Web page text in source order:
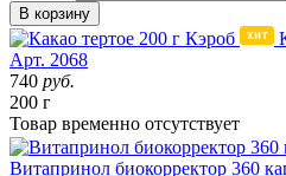
В корзину
Арт. 2068
740 руб.
200 г
Товар временно отсутствует
Витапринол биокорректор 360